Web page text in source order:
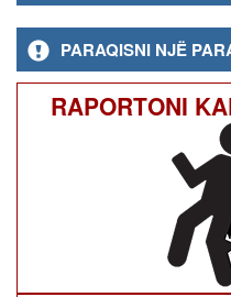
PARAQISNI NJË
RAPORTONI